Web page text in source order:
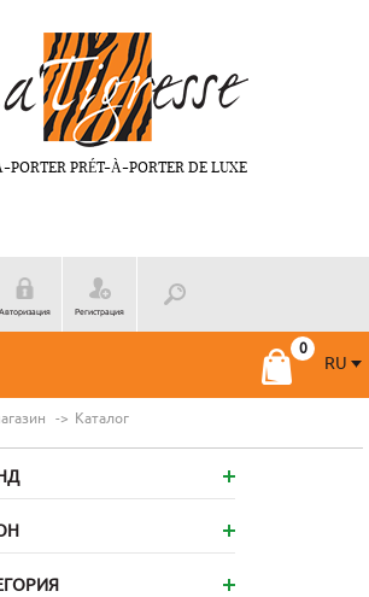
PORTER PRÉT-À-PORTER DE LUXE
Авторизация Регистрация
RU
Каталог